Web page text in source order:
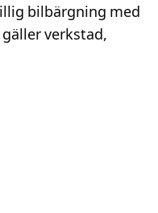
bilbärgning med
verkstad,